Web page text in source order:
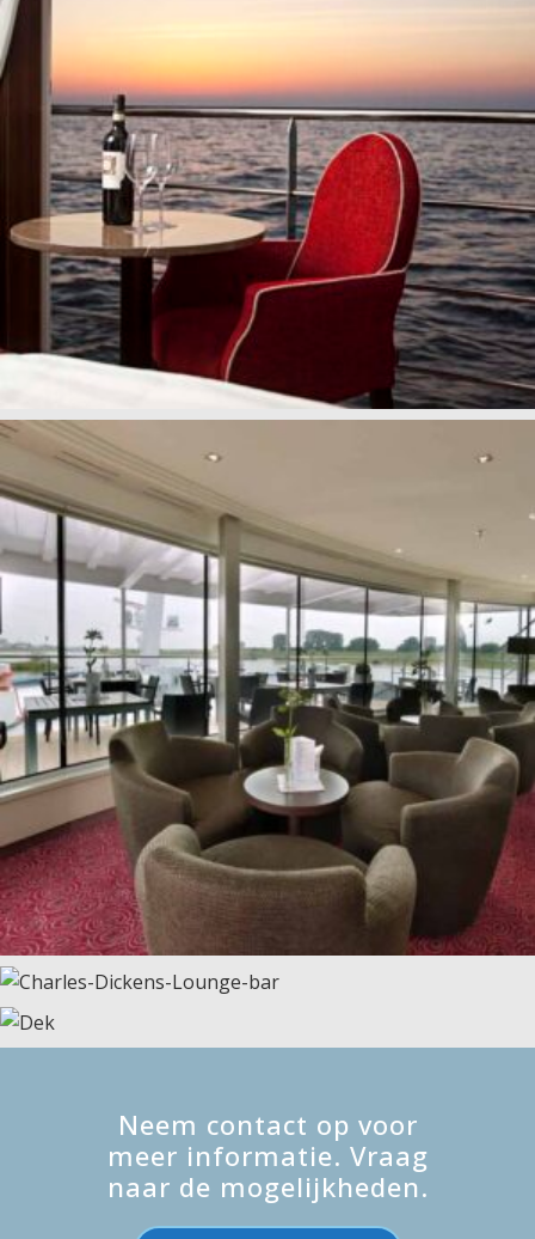
Neem contact op voor
meer informatie. Vraag
naar de mogelijkheden.